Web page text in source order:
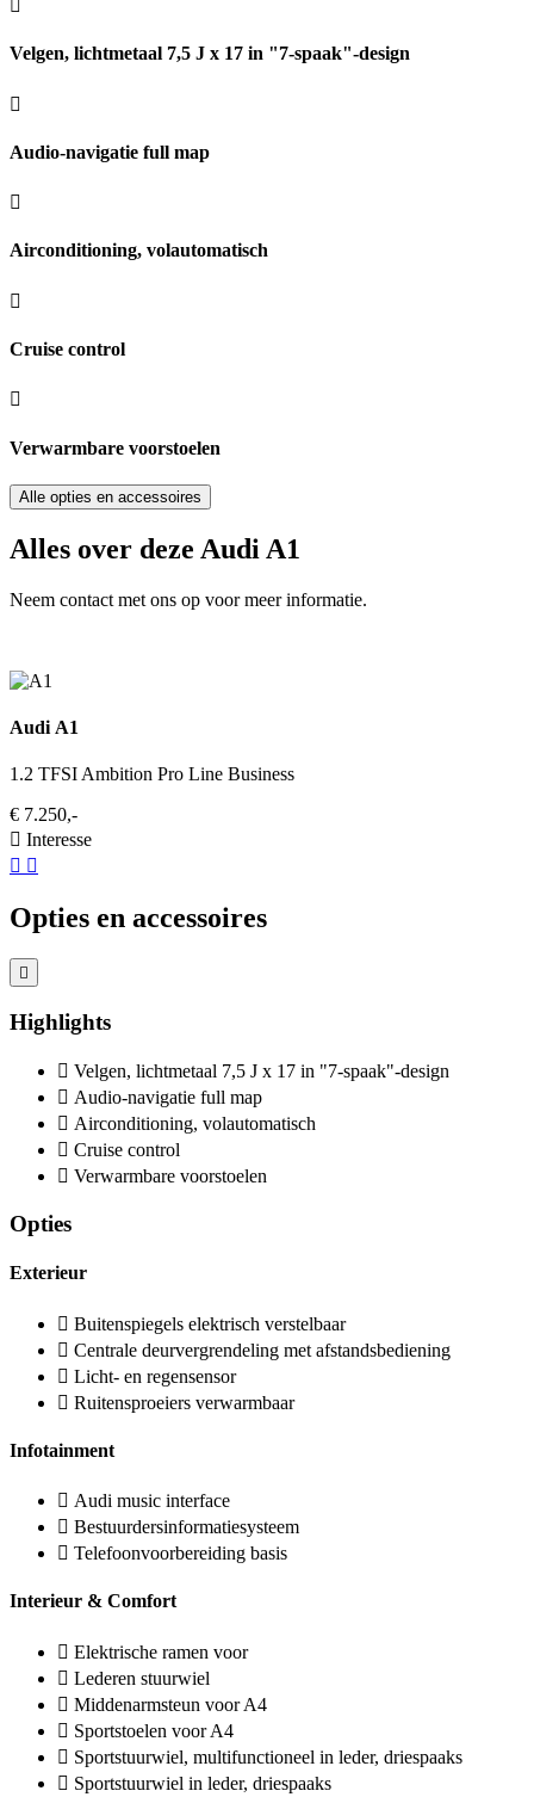
Velgen, lichtmetaal 7,5 J x 17 in "7-spaak"-design
Audio-navigatie full map
Airconditioning, volautomatisch
Cruise control
Verwarmbare voorstoelen
Alle opties en accessoires
Alles over deze Audi A1
Neem contact met ons op voor meer informatie.
Audi A1
1.2 TFSI Ambition Pro Line Business
€ 7.250,-
Interesse
Opties en accessoires
Highlights
Velgen, lichtmetaal 7,5 J x 17 in "7-spaak"-design
Audio-navigatie full map
Airconditioning, volautomatisch
Cruise control
Verwarmbare voorstoelen
Opties
Exterieur
Buitenspiegels elektrisch verstelbaar
Centrale deurvergrendeling met afstandsbediening
Licht- en regensensor
Ruitensproeiers verwarmbaar
Infotainment
Audi music interface
Bestuurdersinformatiesysteem
Telefoonvoorbereiding basis
Interieur & Comfort
Elektrische ramen voor
Lederen stuurwiel
Middenarmsteun voor A4
Sportstoelen voor A4
Sportstuurwiel, multifunctioneel in leder, driespaaks
Sportstuurwiel in leder, driespaaks